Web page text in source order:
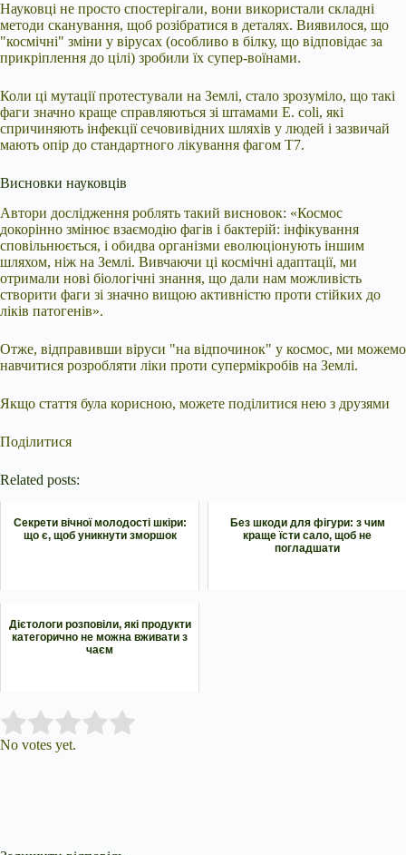
Науковці не просто спостерігали, вони використали складні
методи сканування, щоб розібратися в деталях. Виявилося, що
"космічні" зміни у вірусах (особливо в білку, що відповідає за
прикріплення до цілі) зробили їх супер-воїнами.
Коли ці мутації протестували на Землі, стало зрозуміло, що такі
фаги значно краще справляються зі штамами E. coli, які
спричиняють інфекції сечовивідних шляхів у людей і зазвичай
мають опір до стандартного лікування фагом T7.
Висновки науковців
Автори дослідження роблять такий висновок: «Космос
докорінно змінює взаємодію фагів і бактерій: інфікування
сповільнюється, і обидва організми еволюціонують іншим
шляхом, ніж на Землі. Вивчаючи ці космічні адаптації, ми
отримали нові біологічні знання, що дали нам можливість
створити фаги зі значно вищою активністю проти стійких до
ліків патогенів».
Отже, відправивши віруси "на відпочинок" у космос, ми можемо
навчитися розробляти ліки проти супермікробів на Землі.
Якщо стаття була корисною, можете поділитися нею з друзями
Поділитися
Related posts:
Секрети вічної молодості шкіри:
що є, щоб уникнути зморшок
Без шкоди для фігури: з чим
краще їсти сало, щоб не
погладшати
Дієтологи розповіли, які продукти
категорично не можна вживати з
чаєм
Rate this item:
No votes yet.